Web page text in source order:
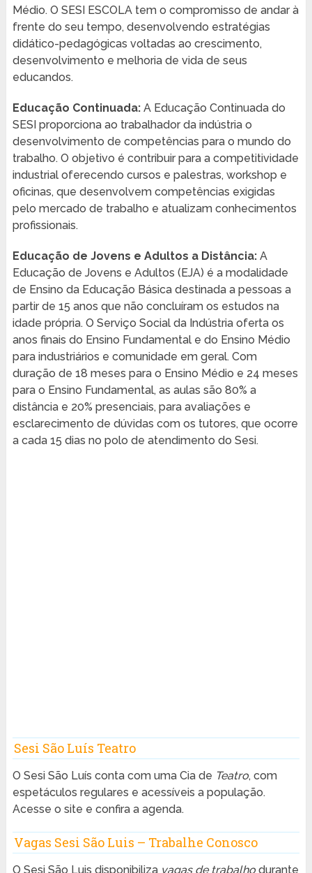
Médio. O SESI ESCOLA tem o compromisso de andar à
frente do seu tempo, desenvolvendo estratégias
didático-pedagógicas voltadas ao crescimento,
desenvolvimento e melhoria de vida de seus
educandos.
Educação Continuada: A Educação Continuada do
SESI proporciona ao trabalhador da indústria o
desenvolvimento de competências para o mundo do
trabalho. O objetivo é contribuir para a competitividade
industrial oferecendo cursos e palestras, workshop e
oficinas, que desenvolvem competências exigidas
pelo mercado de trabalho e atualizam conhecimentos
profissionais.
Educação de Jovens e Adultos a Distância: A
Educação de Jovens e Adultos (EJA) é a modalidade
de Ensino da Educação Básica destinada a pessoas a
partir de 15 anos que não concluíram os estudos na
idade própria. O Serviço Social da Indústria oferta os
anos finais do Ensino Fundamental e do Ensino Médio
para industriários e comunidade em geral. Com
duração de 18 meses para o Ensino Médio e 24 meses
para o Ensino Fundamental, as aulas são 80% a
distância e 20% presenciais, para avaliações e
esclarecimento de dúvidas com os tutores, que ocorre
a cada 15 dias no polo de atendimento do Sesi.
Sesi São Luís Teatro
O Sesi São Luís conta com uma Cia de Teatro, com
espetáculos regulares e acessíveis a população.
Acesse o site e confira a agenda.
Vagas Sesi São Luis – Trabalhe Conosco
O Sesi São Luis disponibiliza vagas de trabalhodurante